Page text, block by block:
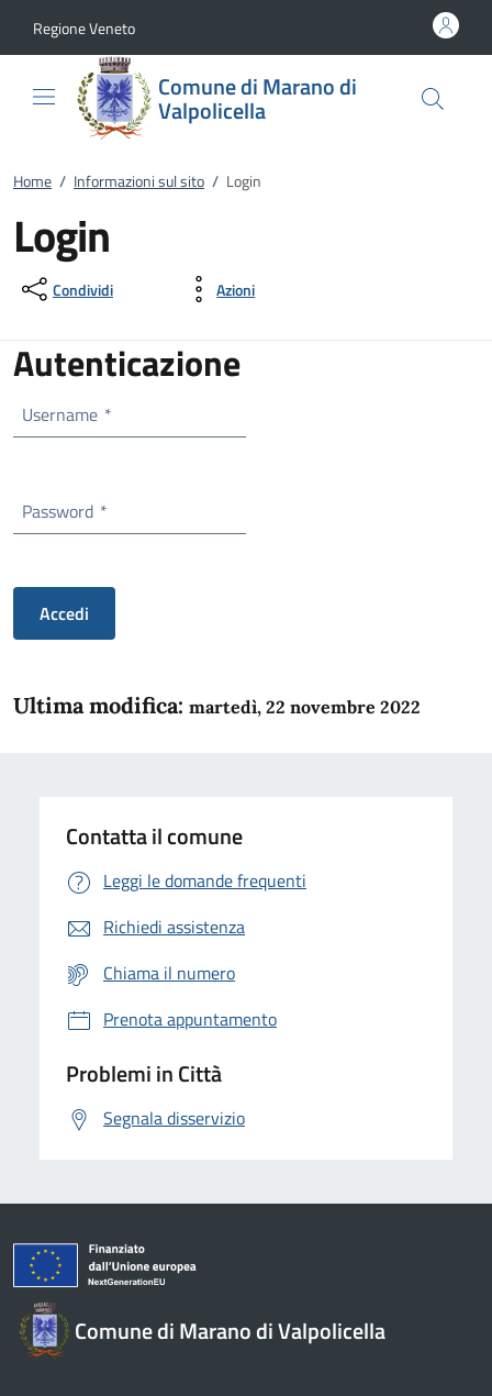
Regione Veneto
Comune di Marano di
Valpolicella
Home / Informazioni sul sito / Login
Login
Condividi Azioni
Autenticazione
Username *
Password *
Accedi
Ultima modifica: martedì, 22 novembre 2022
Contatta il comune
Leggi le domande frequenti
Richiedi assistenza
Chiama il numero
Prenota appuntamento
Problemi in Città
Segnala disservizio
Comune di Marano di Valpolicella